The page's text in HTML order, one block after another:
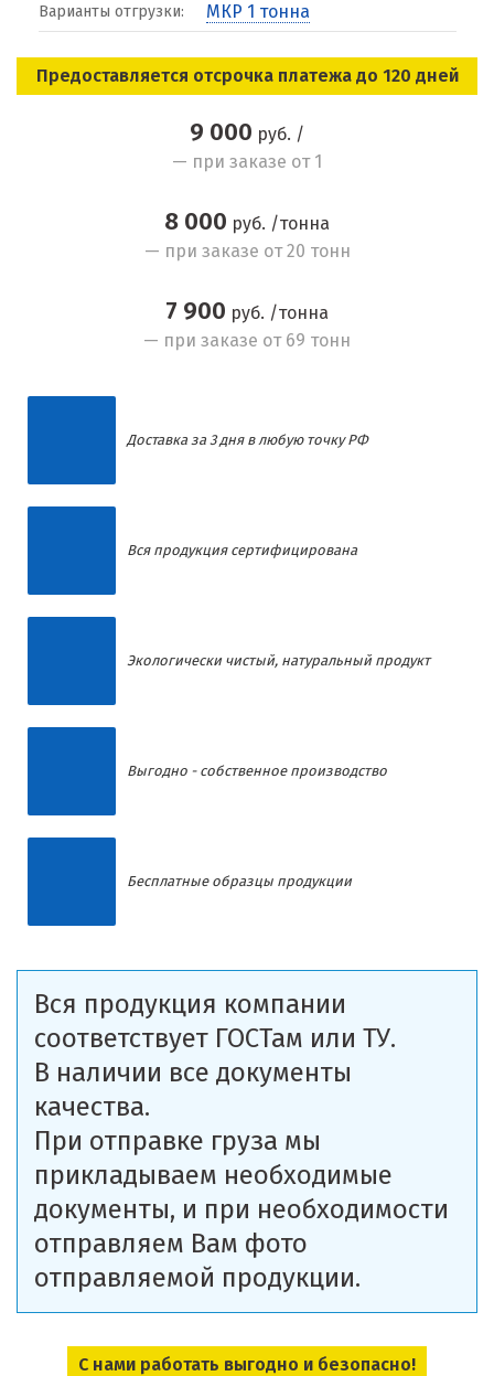
Варианты отгрузки: МКР 1 тонна
Предоставляется отсрочка платежа до 120 дней
9 000 руб. /
— при заказе от 1
8 000 руб. /тонна
— при заказе от 20 тонн
7 900 руб. /тонна
— при заказе от 69 тонн
Доставка за 3 дня в любую точку РФ
Вся продукция сертифицирована
Экологически чистый, натуральный продукт
Выгодно - собственное производство
Бесплатные образцы продукции
Вся продукция компании
соответствует ГОСТам или ТУ.
В наличии все документы
качества.
При отправке груза мы
прикладываем необходимые
документы, и при необходимости
отправляем Вам фото
отправляемой продукции.
С нами работать выгодно и безопасно!